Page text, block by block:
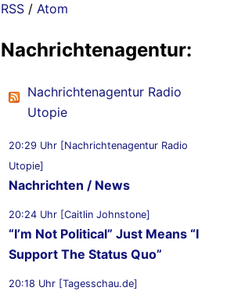
RSS / Atom
Nachrichtenagentur:
Nachrichtenagentur Radio
Utopie
20:29 Uhr [Nachrichtenagentur Radio
Utopie]
Nachrichten / News
20:24 Uhr [Caitlin Johnstone]
“I’m Not Political” Just Means “I
Support The Status Quo”
20:18 Uhr [Tagesschau.de]